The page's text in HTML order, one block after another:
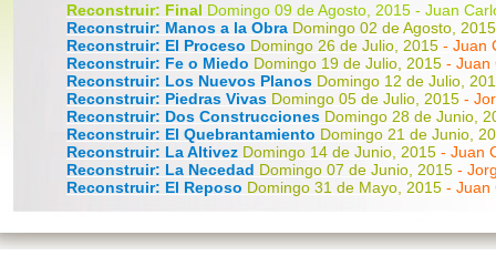
Reconstruir: Final Domingo 09 de Agosto, 2015 - Juan
Reconstruir: Manos a la Obra Domingo 02 de Agosto,
Reconstruir: El Proceso Domingo 26 de Julio, 2015 - Juan
Reconstruir: Fe o Miedo Domingo 19 de Julio, 2015 - Juan
Reconstruir: Los Nuevos Planos Domingo 12 de Julio,
Reconstruir: Piedras Vivas Domingo 05 de Julio, 2015 -
Reconstruir: Dos Construcciones Domingo 28 de Junio,
Reconstruir: El Quebrantamiento Domingo 21 de Junio,
Reconstruir: La Altivez Domingo 14 de Junio, 2015 - Juan
Reconstruir: La Necedad Domingo 07 de Junio, 2015 -
Reconstruir: El Reposo Domingo 31 de Mayo, 2015 - Juan
Mensaje a las Madres 2015Domingo 10 de Mayo, 2015-